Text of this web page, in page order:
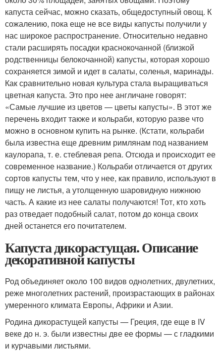
капуста сейчас, можно сказать, общедоступный овощ. К
сожалению, пока еще не все виды капусты получили у
нас широкое распространение. Относительно недавно
стали расширять посадки краснокочанной (близкой
родственницы белокочанной) капусты, которая хорошо
сохраняется зимой и идет в салаты, соленья, маринады.
Как сравнительно новая культура стала выращиваться
цветная капуста. Это про нее англичане говорят:
«Самые лучшие из цветов — цветы капусты». В этот же
перечень входит также и кольраби, которую разве что
можно в основном купить на рынке. (Кстати, кольраби
была известна еще древним римлянам под названием
каулорапа, т. е. стеблевая репа. Отсюда и происходит ее
современное название.) Кольраби отличается от других
сортов капусты тем, что у нее, как правило, используют в
пищу не листья, а утолщенную шаровидную нижнюю
часть. А какие из нее салаты получаются! Тот, кто хоть
раз отведает подобный салат, потом до конца своих
дней останется его почитателем.
Капуста дикорастущая. Описание
декоративной капусты
Род объединяет около 100 видов однолетних, двулетних,
реже многолетних растений, произрастающих в районах
умеренного климата Европы, Африки и Азии.
Родина дикорастущей капусты — Греция, где еще в IV
веке до н. э. были известны две ее формы — с гладкими
и курчавыми листьями.